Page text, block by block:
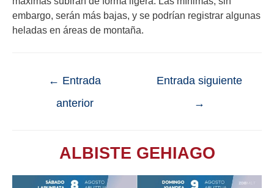
embargo, serán más bajas, y se podrían registrar algunas
heladas en áreas de montaña.
← Entrada
anterior
Entrada siguiente
→
ALBISTE GEHIAGO